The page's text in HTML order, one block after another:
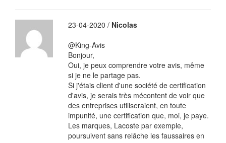
23-04-2020 / Nicolas
@King-Avis
Bonjour,
Oui, je peux comprendre votre avis, même
si je ne le partage pas.
Si j'étais client d'une société de certification
d'avis, je serais très mécontent de voir que
des entreprises utiliseraient, en toute
impunité, une certification que, moi, je paye.
Les marques, Lacoste par exemple,
poursuivent sans relâche les faussaires en